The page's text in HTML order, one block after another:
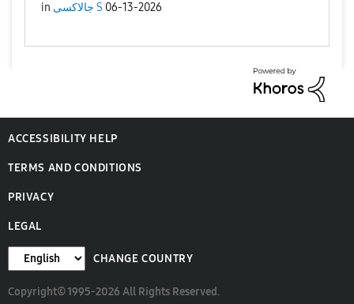
in جالاكسى S 06-13-2026
ACCESSIBILITY HELP
TERMS AND CONDITIONS
PRIVACY
LEGAL
CHANGE COUNTRY
Copyright© 1995-2026 All Rights Reserved.